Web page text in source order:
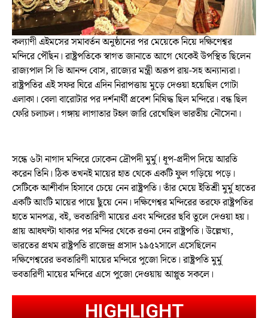
কল্যাণী এইমসের সমাবর্তন অনুষ্ঠানের পর মেয়েকে নিয়ে দক্ষিণেশ্বর
মন্দিরে পৌঁছন। রাষ্ট্রপতিকে স্বাগত জানাতে আগে থেকেই উপস্থিত ছিলেন
রাজ্যপাল সি ভি আনন্দ বোস, রাজ্যের মন্ত্রী অরূপ রায়-সহ অন্যান্যরা।
রাষ্ট্রপতির এই সফর ঘিরে এদিন নিরাপত্তায় মুড়ে দেওয়া হয়েছিল গোটা
এলাকা। বেলা বারোটার পর দর্শনার্থী প্রবেশ নিষিদ্ধ ছিল মন্দিরে। বন্ধ ছিল
ফেরি চলাচল। গঙ্গায় লাগাতার টহল জারি রেখেছিল ভারতীয় নৌসেনা।
সন্ধে ৬টা নাগাদ মন্দিরে ঢোকেন দ্রৌপদী মুর্মু। ধূপ-প্রদীপ দিয়ে আরতি
করেন তিনি। ঠিক তখনই মায়ের হাত থেকে একটি ফুল গড়িয়ে পড়ে।
সেটিকে আশীর্বাদ হিসাবে চেয়ে নেন রাষ্ট্রপতি। তাঁর মেয়ে ইতিশ্রী মুর্মু হাতের
একটি আংটি মায়ের পায়ে ছুঁয়ে নেন। দক্ষিণেশ্বর মন্দিরের তরফে রাষ্ট্রপতির
হাতে মানপত্র, বই, ভবতারিণী মায়ের এবং মন্দিরের ছবি তুলে দেওয়া হয়।
প্রায় আধঘণ্টা থাকার পর মন্দির থেকে রওনা দেন রাষ্ট্রপতি। উল্লেখ্য,
ভারতের প্রথম রাষ্ট্রপতি রাজেন্দ্র প্রসাদ ১৯৫২সালে এসেছিলেন
দক্ষিণেশ্বরের ভবতারিণী মায়ের মন্দিরে পুজো দিতে। রাষ্ট্রপতি মুর্মু
ভবতারিণী মায়ের মন্দিরে এসে পুজো দেওয়ায় আপ্লুত সকলে।
HIGHLIGHT